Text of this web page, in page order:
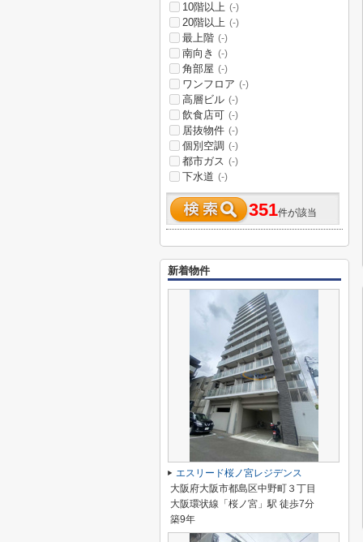
10階以上 (-)
20階以上 (-)
最上階 (-)
南向き (-)
角部屋 (-)
ワンフロア (-)
高層ビル (-)
飲食店可 (-)
居抜物件 (-)
個別空調 (-)
都市ガス (-)
下水道 (-)
351件が該当
新着物件
エスリード桜ノ宮レジデンス
大阪府大阪市都島区中野町３丁目
大阪環状線「桜ノ宮」駅 徒歩7分
築9年